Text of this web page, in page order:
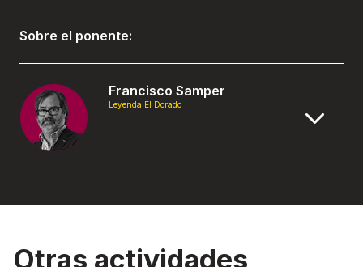
Sobre el ponente:
Francisco Samper
Leyenda El Dorado
Otras actividades